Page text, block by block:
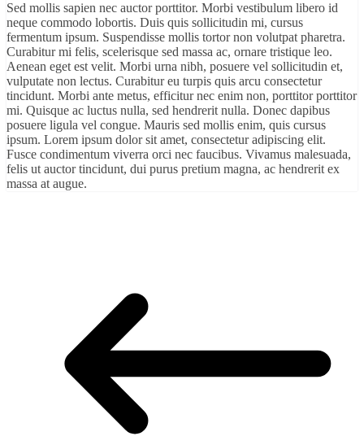
Sed mollis sapien nec auctor porttitor. Morbi vestibulum libero id
neque commodo lobortis. Duis quis sollicitudin mi, cursus
fermentum ipsum. Suspendisse mollis tortor non volutpat pharetra.
Curabitur mi felis, scelerisque sed massa ac, ornare tristique leo.
Aenean eget est velit. Morbi urna nibh, posuere vel sollicitudin et,
vulputate non lectus. Curabitur eu turpis quis arcu consectetur
tincidunt. Morbi ante metus, efficitur nec enim non, porttitor porttitor
mi. Quisque ac luctus nulla, sed hendrerit nulla. Donec dapibus
posuere ligula vel congue. Mauris sed mollis enim, quis cursus
ipsum. Lorem ipsum dolor sit amet, consectetur adipiscing elit.
Fusce condimentum viverra orci nec faucibus. Vivamus malesuada,
felis ut auctor tincidunt, dui purus pretium magna, ac hendrerit ex
massa at augue.